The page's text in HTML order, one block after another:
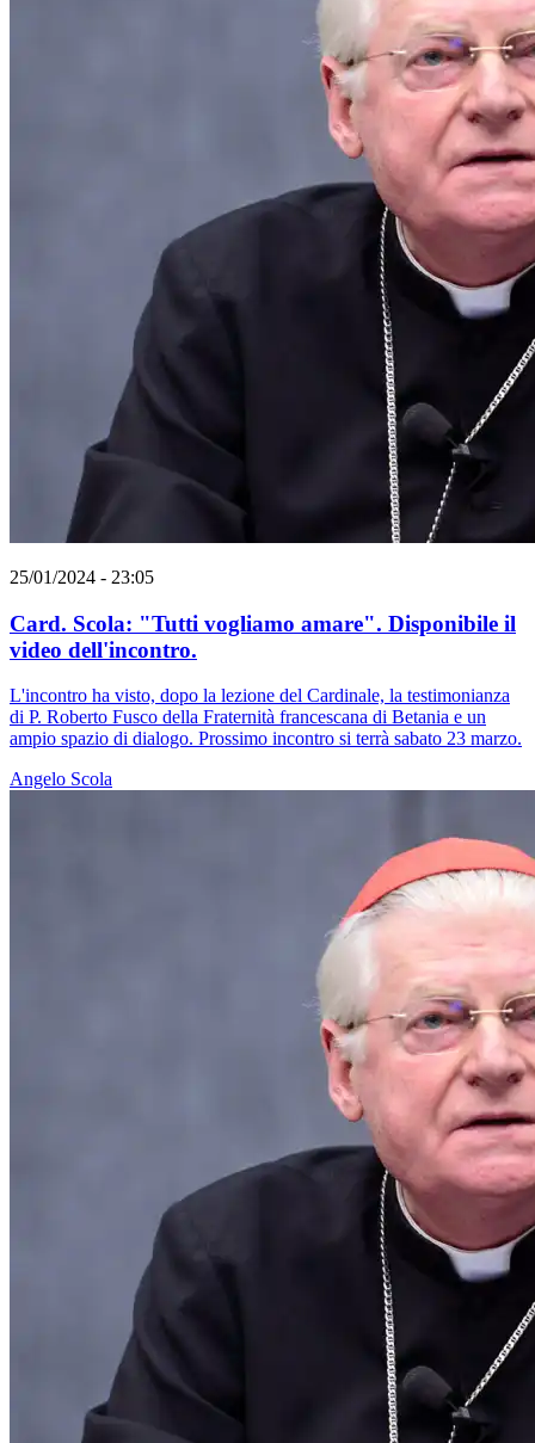
25/01/2024 - 23:05
Card. Scola: "Tutti vogliamo amare". Disponibile il
video dell'incontro.
L'incontro ha visto, dopo la lezione del Cardinale, la testimonianza
di P. Roberto Fusco della Fraternità francescana di Betania e un
ampio spazio di dialogo. Prossimo incontro si terrà sabato 23 marzo.
Angelo Scola